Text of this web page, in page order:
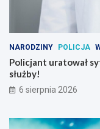
NARODZINY POLICJA
Policjant uratował
służby!
6 sierpnia 2026